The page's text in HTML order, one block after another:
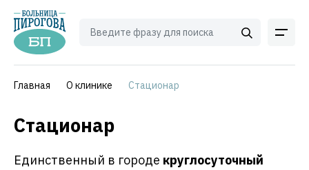
Главная О клинике Стационар
Стационар
Единственный в городе круглосуточный